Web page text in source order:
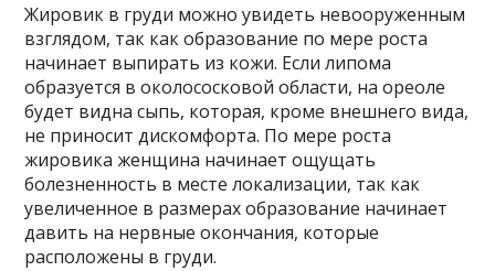
Жировик в груди можно увидеть невооруженным
взглядом, так как образование по мере роста
начинает выпирать из кожи. Если липома
образуется в околососковой области, на ореоле
будет видна сыпь, которая, кроме внешнего вида,
не приносит дискомфорта. По мере роста
жировика женщина начинает ощущать
болезненность в месте локализации, так как
увеличенное в размерах образование начинает
давить на нервные окончания, которые
расположены в груди.